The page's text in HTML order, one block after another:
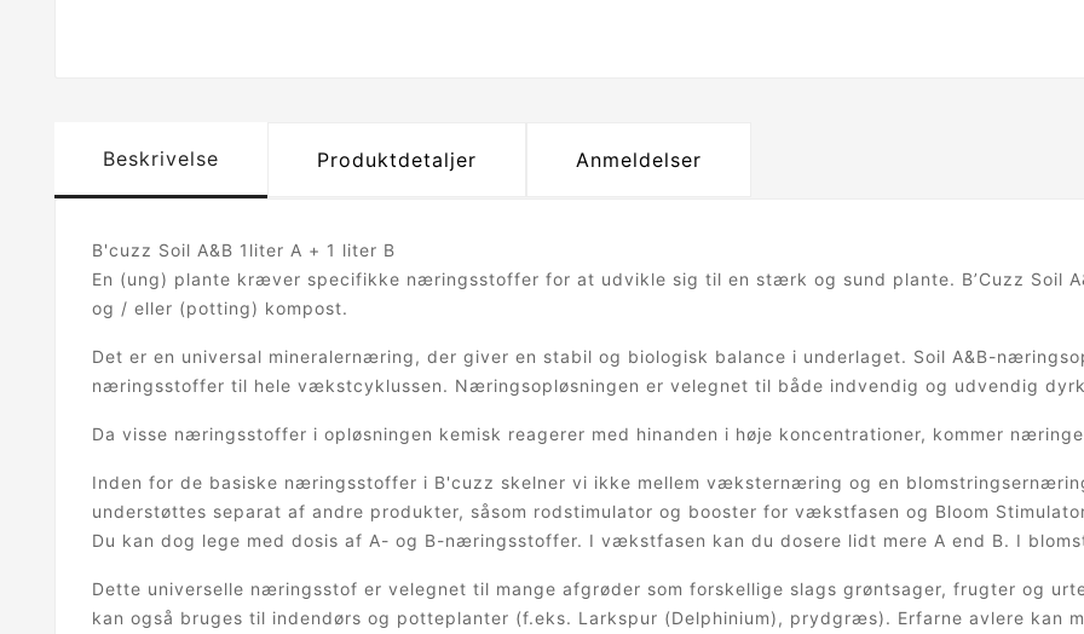
Beskrivelse Produktdetaljer Anmeldelser
B'cuzz Soil A&B 1liter A + 1 liter B
En (ung) plante kræver specifikke næringsstoffer for at udvikle sig til en stærk og sund plante. B’Cuzz Soil
og / eller (potting) kompost.
Det er en universal mineralernæring, der giver en stabil og biologisk balance i underlaget. Soil A&B-
næringsstoffer til hele vækstcyklussen. Næringsopløsningen er velegnet til både indvendig og udvendig
Da visse næringsstoffer i opløsningen kemisk reagerer med hinanden i høje koncentrationer, kommer
Inden for de basiske næringsstoffer i B'cuzz skelner vi ikke mellem væksternæring og en
understøttes separat af andre produkter, såsom rodstimulator og booster for vækstfasen og Bloom
Du kan dog lege med dosis af A- og B-næringsstoffer. I vækstfasen kan du dosere lidt mere A end B. I
Dette universelle næringsstof er velegnet til mange afgrøder som forskellige slags grøntsager, frugter og
kan også bruges til indendørs og potteplanter (f.eks. Larkspur (Delphinium), prydgræs). Erfarne avlere kan